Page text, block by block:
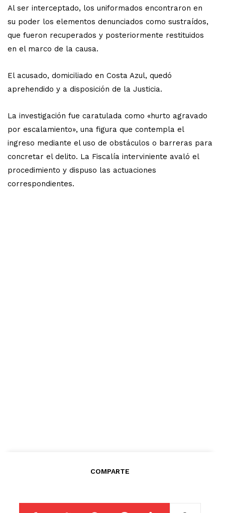
Al ser interceptado, los uniformados encontraron en
su poder los elementos denunciados como sustraídos,
que fueron recuperados y posteriormente restituidos
en el marco de la causa.
El acusado, domiciliado en Costa Azul, quedó
aprehendido y a disposición de la Justicia.
La investigación fue caratulada como «hurto agravado
por escalamiento», una figura que contempla el
ingreso mediante el uso de obstáculos o barreras para
concretar el delito. La Fiscalía interviniente avaló el
procedimiento y dispuso las actuaciones
correspondientes.
COMPARTE